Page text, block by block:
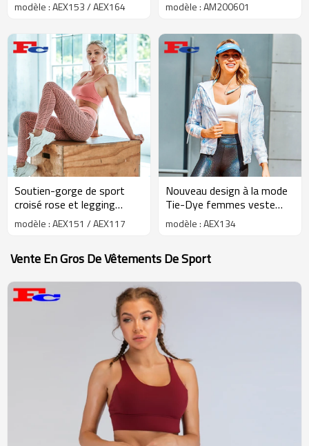
forme
modèle : AEX153 / AEX164
de fitness
modèle : AM200601
Soutien-gorge de sport
croisé rose et legging
tricoté Vêtements de
remise en forme à la mode
modèle : AEX151 / AEX117
Nouveau design à la mode
Tie-Dye femmes veste
d'extérieur en gros
modèle : AEX134
Vente En Gros De Vêtements De Sport